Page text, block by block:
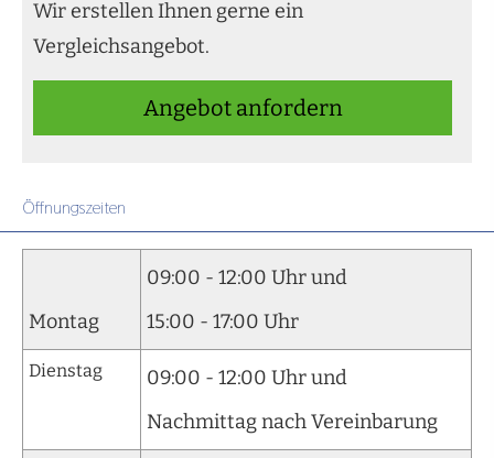
Wir erstellen Ihnen gerne ein
Vergleichsangebot.
An­ge­bot an­for­dern
Öffnungszeiten
Montag
09:00 - 12:00 Uhr und
15:00 - 17:00 Uhr
Dienstag
09:00 - 12:00 Uhr und
Nachmittag nach Vereinbarung